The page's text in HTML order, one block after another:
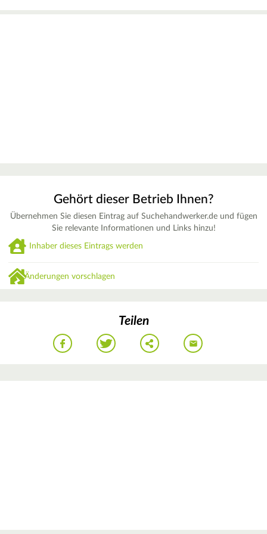
Gehört dieser Betrieb Ihnen?
Übernehmen Sie diesen Eintrag auf Suchehandwerker.de und fügen
Sie relevante Informationen und Links hinzu!
Inhaber dieses Eintrags werden
Änderungen vorschlagen
Teilen